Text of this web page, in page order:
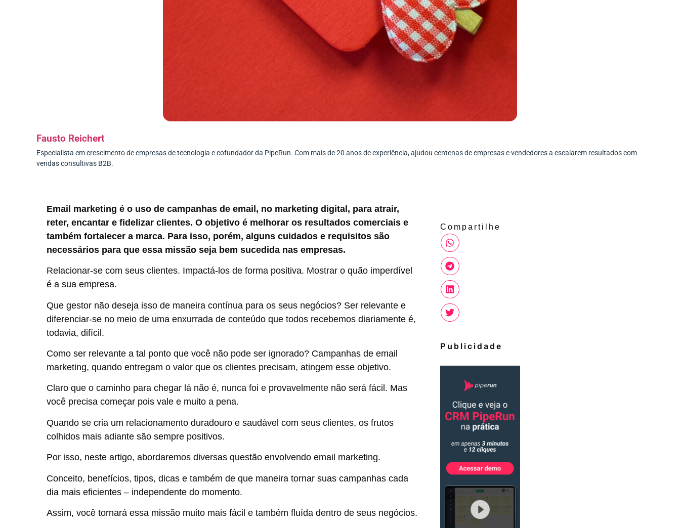
Fausto Reichert
Especialista em crescimento de empresas de tecnologia e cofundador da PipeRun. Com mais de 20 anos de experiência, ajudou centenas de empresas e vendedores a escalarem resultados com
vendas consultivas B2B.
Email marketing é o uso de campanhas de email, no marketing digital, para atrair,
reter, encantar e fidelizar clientes. O objetivo é melhorar os resultados comerciais e
também fortalecer a marca. Para isso, porém, alguns cuidados e requisitos são
necessários para que essa missão seja bem sucedida nas empresas.
Relacionar-se com seus clientes. Impactá-los de forma positiva. Mostrar o quão imperdível
é a sua empresa.
Que gestor não deseja isso de maneira contínua para os seus negócios? Ser relevante e
diferenciar-se no meio de uma enxurrada de conteúdo que todos recebemos diariamente é,
todavia, difícil.
Como ser relevante a tal ponto que você não pode ser ignorado? Campanhas de email
marketing, quando entregam o valor que os clientes precisam, atingem esse objetivo.
Claro que o caminho para chegar lá não é, nunca foi e provavelmente não será fácil. Mas
você precisa começar pois vale e muito a pena.
Quando se cria um relacionamento duradouro e saudável com seus clientes, os frutos
colhidos mais adiante são sempre positivos.
Por isso, neste artigo, abordaremos diversas questão envolvendo email marketing.
Conceito, benefícios, tipos, dicas e também de que maneira tornar suas campanhas cada
dia mais eficientes – independente do momento.
Assim, você tornará essa missão muito mais fácil e também fluída dentro de seus negócios.
Compartilhe
Publicidade